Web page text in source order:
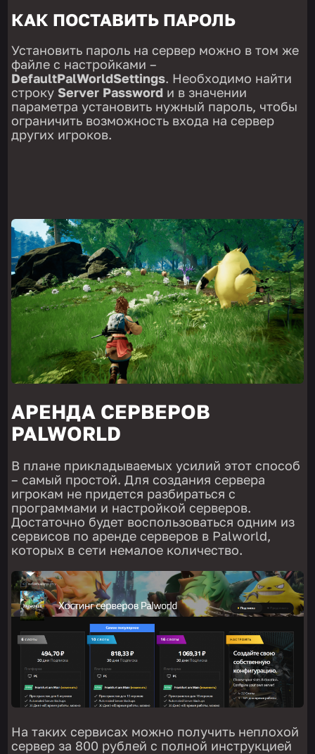
КАК ПОСТАВИТЬ ПАРОЛЬ
Установить пароль на сервер можно в том же
файле с настройками –
DefaultPalWorldSettings. Необходимо найти
строку Server Password и в значении
параметра установить нужный пароль, чтобы
ограничить возможность входа на сервер
других игроков.
АРЕНДА СЕРВЕРОВ
PALWORLD
В плане прикладываемых усилий этот способ
– самый простой. Для создания сервера
игрокам не придется разбираться с
программами и настройкой серверов.
Достаточно будет воспользоваться одним из
сервисов по аренде серверов в Palworld,
которых в сети немалое количество.
На таких сервисах можно получить неплохой
сервер за 800 рублей с полной инструкцией